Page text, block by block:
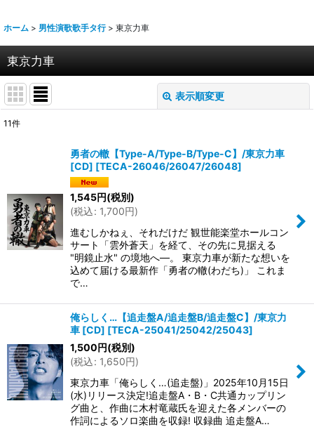
ホーム > 男性演歌歌手タ行 > 東京力車
東京力車
表示順変更
11件
勇者の轍【Type-A/Type-B/Type-C】/東京力車
[CD] [TECA-26046/26047/26048]
1,545円(税別)
(税込: 1,700円)
進むしかねぇ、それだけだ 観世能楽堂ホールコン
サート「雲外蒼天」を経て、その先に見据える
"明鏡止水" の境地へ—。 東京力車が新たな想いを
込めて届ける最新作「勇者の轍(わだち)」 これま
で…
俺らしく…【追走盤A/追走盤B/追走盤C】/東京力
車 [CD] [TECA-25041/25042/25043]
1,500円(税別)
(税込: 1,650円)
東京力車「俺らしく…(追走盤)」2025年10月15日
(水)リリース決定!追走盤A・B・C共通カップリン
グ曲と、作曲に木村竜蔵氏を迎えた各メンバーの
作詞によるソロ楽曲を収録! 収録曲 追走盤A…